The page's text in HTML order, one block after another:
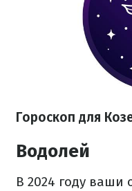
Гороскоп для
Водолей
В 2024 году ваши